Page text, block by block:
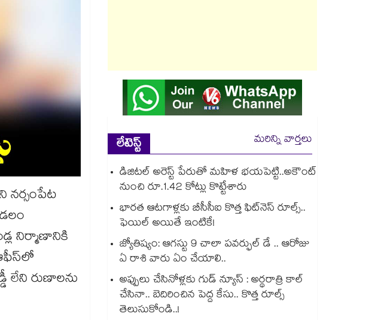
నర్సంపేట
నిర్మాణానికి
లేని రుణాలను
లేటెస్ట్
మరిన్ని వార్తలు
డిజిటల్ అరెస్ట్ పేరుతో మహిళ భయపెట్టి..అకౌంట్
నుంచి రూ.1.42 కోట్లు కొట్టేశారు
భారత ఆటగాళ్లకు బీసీసీఐ కొత్త ఫిట్‌నెస్ రూల్స్..
ఫెయిల్ అయితే ఇంటికే!
జ్యోతిష్యం: ఆగస్టు 9 చాలా పవర్ఫుల్ డే .. ఆరోజు
ఏ రాశి వారు ఏం చేయాలి..
అప్పులు చేసినోళ్లకు గుడ్ న్యూస్ : అర్థరాత్రి కాల్
చేసినా.. బెదిరించిన పెద్ద కేసు.. కొత్త రూల్స్
తెలుసుకోండి..!